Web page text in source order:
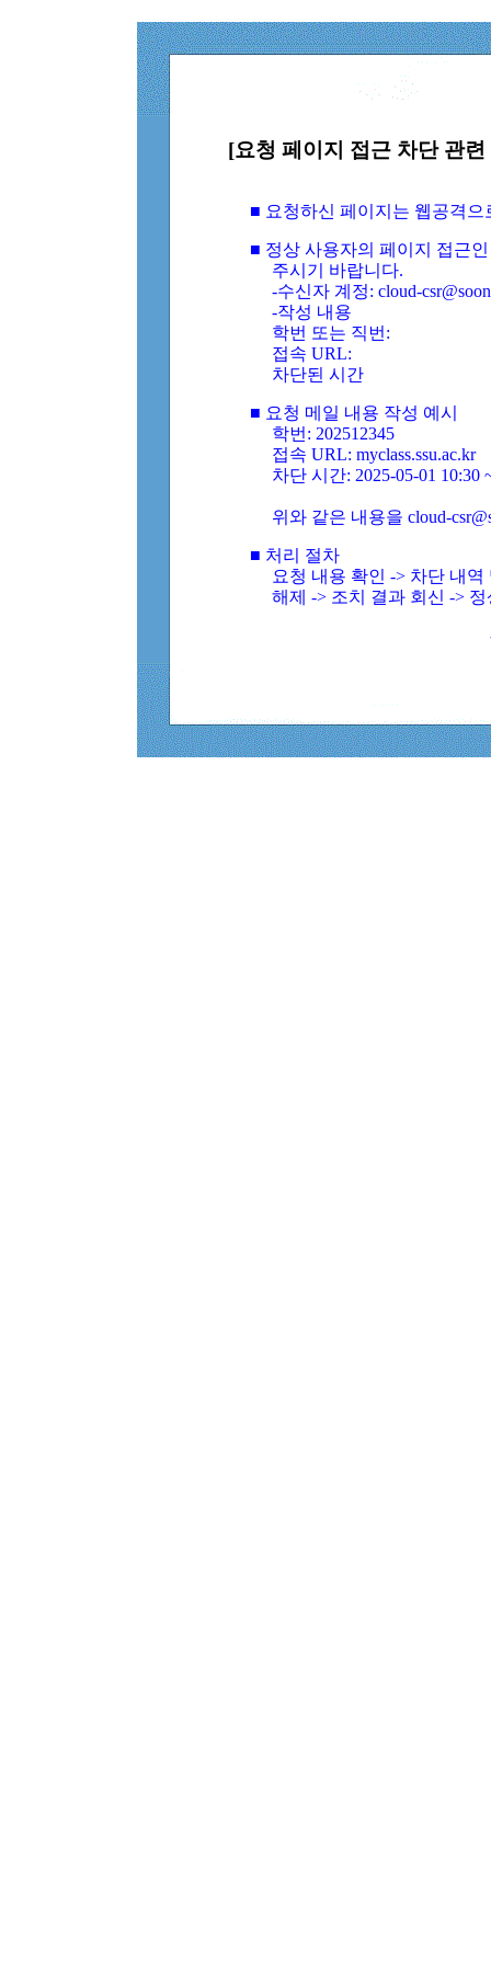
[요청 페이지 접근 차단 관
■ 요청하신 페이지는 웹공격
■ 정상 사용자의 페이지 접근
주시기 바랍니다.
-수신자 계정: cloud-
-작성 내용
학번 또는 직번:
접속 URL:
차단된 시간
■ 요청 메일 내용 작성 예시
학번: 202512345
접속 URL: myclass.ssu.ac.kr
차단 시간: 2025-05-01 10:30
위와 같은 내용을 cloud-
■ 처리 절차
요청 내용 확인 -> 차단 내
해제 -> 조치 결과 회신 ->